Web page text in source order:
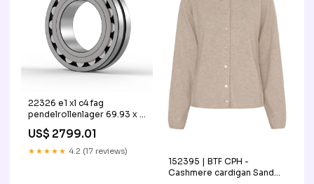
22326 e1 xl c4 fag
pendelrollenlager 69.93 x 0
x 10.31 mm
US$ 2799.01
★★★★★ 4.2 (17 reviews)
152395 | BTF CPH -
Cashmere cardigan Sand